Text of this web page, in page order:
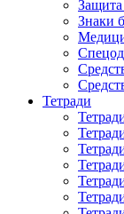
Защита
Знаки
Тетради